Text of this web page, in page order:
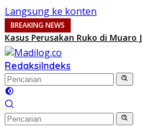
Langsung ke konten
BREAKING NEWS
Kasus Perusakan Ruko di
RedaksiIndeks